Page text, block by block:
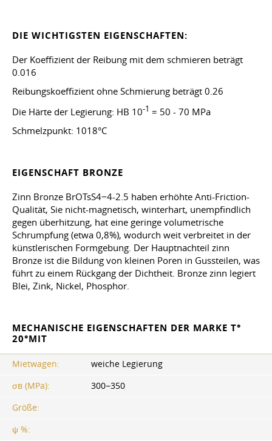
DIE WICHTIGSTEN EIGENSCHAFTEN:
Der Koeffizient der Reibung mit dem schmieren beträgt
0.016
Reibungskoeffizient ohne Schmierung beträgt 0.26
Die Härte der Legierung: HB 10-1 = 50 - 70 MPa
Schmelzpunkt: 1018°C
EIGENSCHAFT BRONZE
Zinn Bronze BrOTsS4−4-2.5 haben erhöhte Anti-Friction-
Qualität, Sie nicht-magnetisch, winterhart, unempfindlich
gegen überhitzung, hat eine geringe volumetrische
Schrumpfung (etwa 0,8%), wodurch weit verbreitet in der
künstlerischen Formgebung. Der Hauptnachteil zinn
Bronze ist die Bildung von kleinen Poren in Gussteilen, was
führt zu einem Rückgang der Dichtheit. Bronze zinn legiert
Blei, Zink, Nickel, Phosphor.
MECHANISCHE EIGENSCHAFTEN DER MARKE T°
20°MIT
Mietwagen:
weiche Legierung
σв (MPa):
300−350
Größe:
ψ %: